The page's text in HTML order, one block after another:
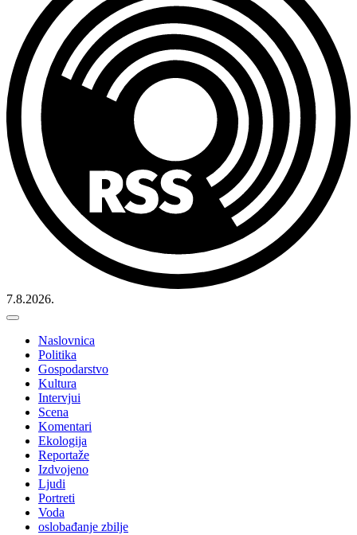
7.8.2026.
Naslovnica
Politika
Gospodarstvo
Kultura
Intervjui
Scena
Komentari
Ekologija
Reportaže
Izdvojeno
Ljudi
Portreti
Voda
oslobađanje zbilje